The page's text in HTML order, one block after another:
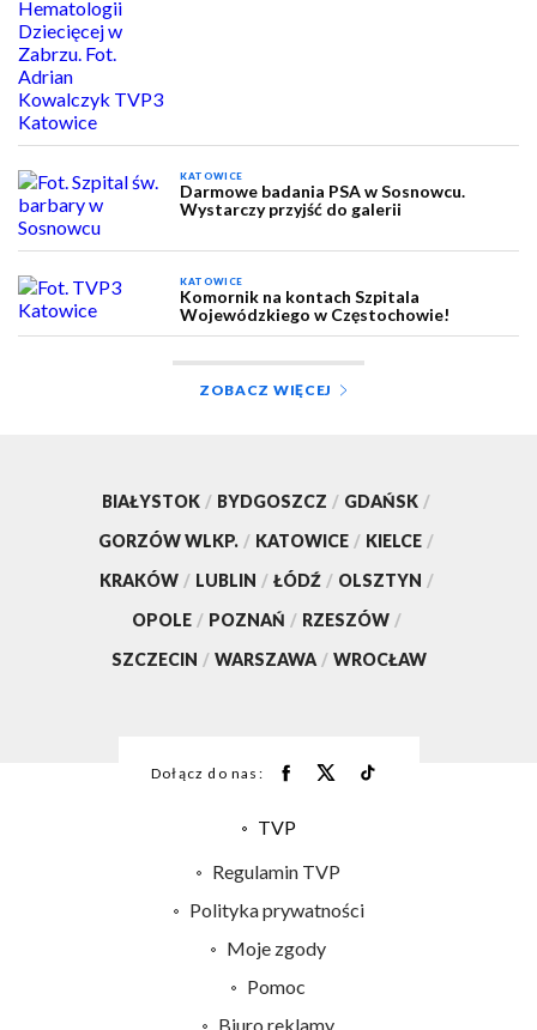
KATOWICE
Darmowe badania PSA w Sosnowcu.
Wystarczy przyjść do galerii
KATOWICE
Komornik na kontach Szpitala
Wojewódzkiego w Częstochowie!
ZOBACZ WIĘCEJ
BIAŁYSTOK / BYDGOSZCZ / GDAŃSK /
GORZÓW WLKP. / KATOWICE / KIELCE /
KRAKÓW / LUBLIN / ŁÓDŹ / OLSZTYN /
OPOLE / POZNAŃ / RZESZÓW /
SZCZECIN / WARSZAWA / WROCŁAW
Dołącz do nas:
TVP
Centrum informacji TVP
Naziemna Telewizja Cyfrowa
Regulamin TVP
Polityka prywatności
Moje zgody
Pomoc
Biuro reklamy